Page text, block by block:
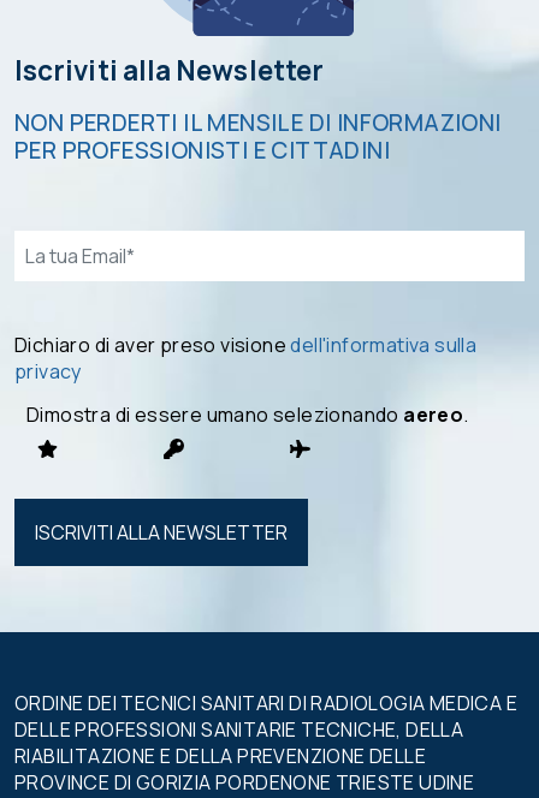
Iscriviti alla Newsletter
NON PERDERTI IL MENSILE DI INFORMAZIONI
PER PROFESSIONISTI E CITTADINI
Email*
Dichiaro di aver preso visionedell'informativa sulla
privacy
Dimostra di essere umano selezionando aereo.
Si prega di
lasciare
ORDINE DEI TECNICI SANITARI DI RADIOLOGIA MEDICA E
DELLE PROFESSIONI SANITARIE TECNICHE, DELLA
RIABILITAZIONE E DELLA PREVENZIONE DELLE
PROVINCE DI GORIZIA PORDENONE TRIESTE UDINE